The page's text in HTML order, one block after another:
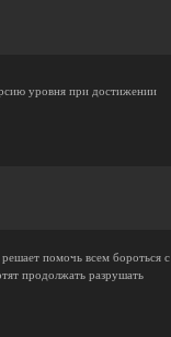
уровня при достижении
помочь всем бороться с
продолжать разрушать